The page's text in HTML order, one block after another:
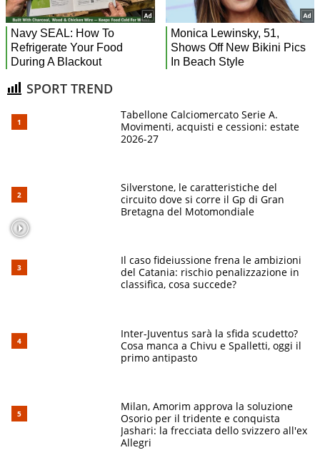
SPORT TREND
Tabellone Calciomercato Serie A.
Movimenti, acquisti e cessioni: estate
2026-27
Silverstone, le caratteristiche del
circuito dove si corre il Gp di Gran
Bretagna del Motomondiale
Il caso fideiussione frena le ambizioni
del Catania: rischio penalizzazione in
classifica, cosa succede?
Inter-Juventus sarà la sfida scudetto?
Cosa manca a Chivu e Spalletti, oggi il
primo antipasto
Milan, Amorim approva la soluzione
Osorio per il tridente e conquista
Jashari: la frecciata dello svizzero all'ex
Allegri